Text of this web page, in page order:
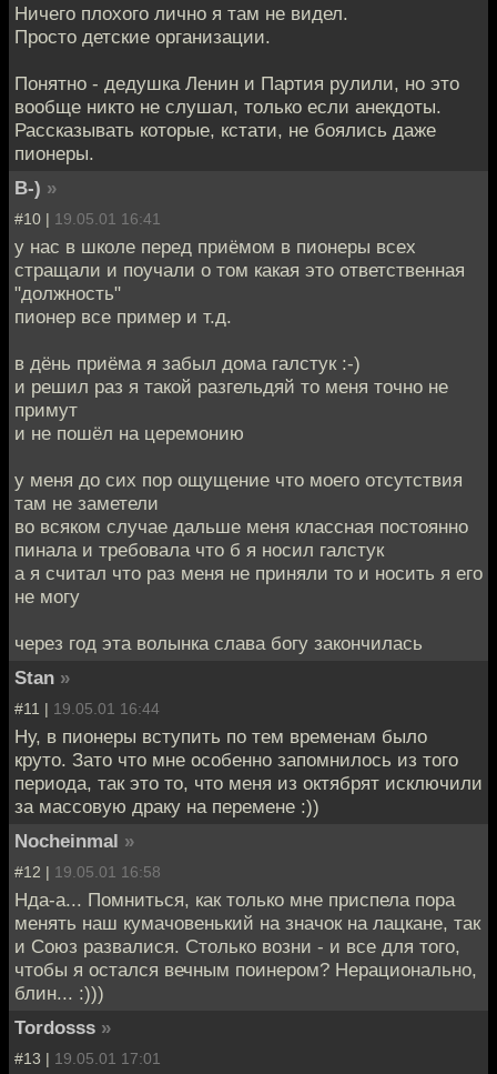
Ничего плохого лично я там не видел.
Просто детские организации.
Понятно - дедушка Ленин и Партия рулили, но это
вообще никто не слушал, только если анекдоты.
Рассказывать которые, кстати, не боялись даже
пионеры.
B-) »
#10 | 19.05.01 16:41
у нас в школе перед приёмом в пионеры всех
стращали и поучали о том какая это ответственная
"должность"
пионер все пример и т.д.
в дёнь приёма я забыл дома галстук :-)
и решил раз я такой разгельдяй то меня точно не
примут
и не пошёл на церемонию
у меня до сих пор ощущение что моего отсутствия
там не заметели
во всяком случае дальше меня классная постоянно
пинала и требовала что б я носил галстук
а я считал что раз меня не приняли то и носить я его
не могу
через год эта волынка слава богу закончилась
Stan »
#11 | 19.05.01 16:44
Ну, в пионеры вступить по тем временам было
круто. Зато что мне особенно запомнилось из того
периода, так это то, что меня из октябрят исключили
за массовую драку на перемене :))
Nocheinmal »
#12 | 19.05.01 16:58
Нда-а... Помниться, как только мне приспела пора
менять наш кумачовенький на значок на лацкане, так
и Союз развалися. Столько возни - и все для того,
чтобы я остался вечным поинером? Нерационально,
блин... :)))
Tordosss »
#13 | 19.05.01 17:01